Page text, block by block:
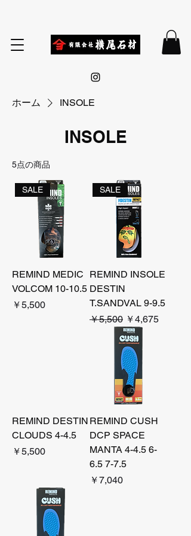
ホーム INSOLE
INSOLE
5点の商品
SALE
REMIND MEDIC
VOLCOM 10-10.5
価格
￥5,500
SALE
REMIND INSOLE
DESTIN
T.SANDVAL 9-9.5
通常価格
￥5,500 セール価格
￥4,675
REMIND DESTIN
CLOUDS 4-4.5
価格
￥5,500
REMIND CUSH
DCP SPACE
MANTA 4-4.5 6-
6.5 7-7.5
価格
￥7,040